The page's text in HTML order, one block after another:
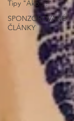
Tipy "Ako...?"
SPONZOROVANÉ
ČLÁNKY